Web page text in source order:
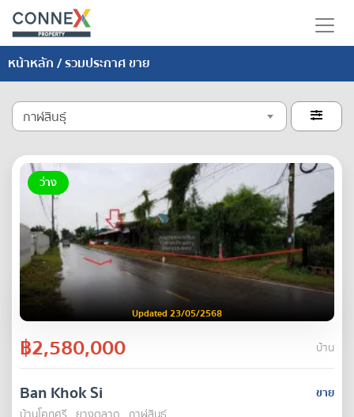
หน้าหลัก/ รวมประกาศ ขาย
กาฬสินธุ์ 
ว่าง
Updated 23/05/2568
฿2,580,000 บ้าน
ขาย
Ban Khok Si